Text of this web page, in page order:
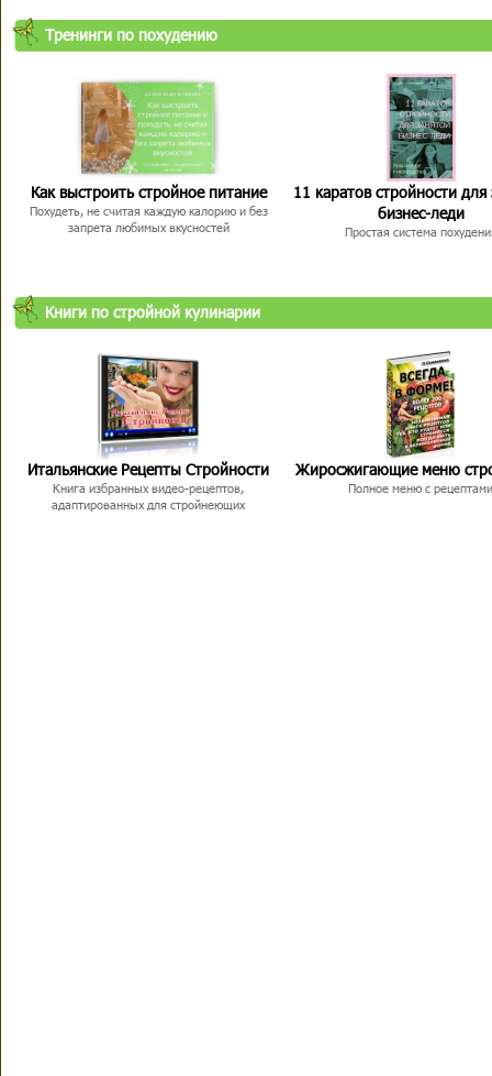
Тренинги по похудению
Как выстроить стройное питание
Похудеть, не считая каждую калорию и без
запрета любимых вкусностей
11 каратов стройности для
бизнес-леди
Простая система
Книги по стройной кулинарии
Итальянские Рецепты Стройности
Книга избранных видео-рецептов,
адаптированных для стройнеющих
Жиросжигающие меню
Полное меню с рецептами